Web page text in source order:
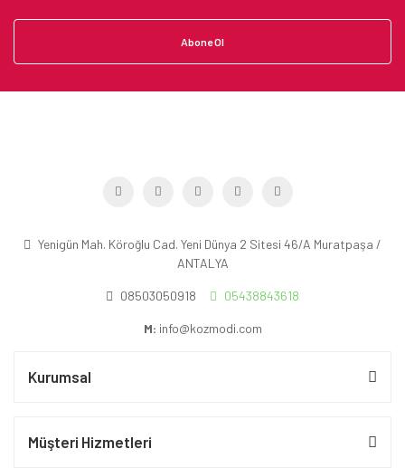
Abone Ol
Yenigün Mah. Köroğlu Cad. Yeni Dünya 2 Sitesi 46/A Muratpaşa /
ANTALYA
08503050918 05438843618
M: info@kozmodi.com
Kurumsal
Müşteri Hizmetleri